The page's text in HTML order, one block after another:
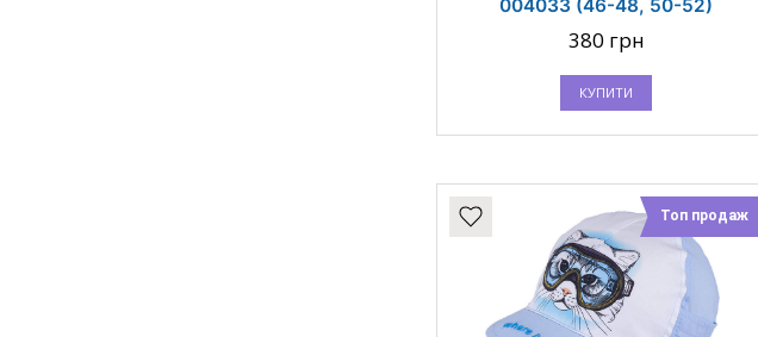
004033 (46-48, 50-52)
380 грн
КУПИТИ
Топ продаж